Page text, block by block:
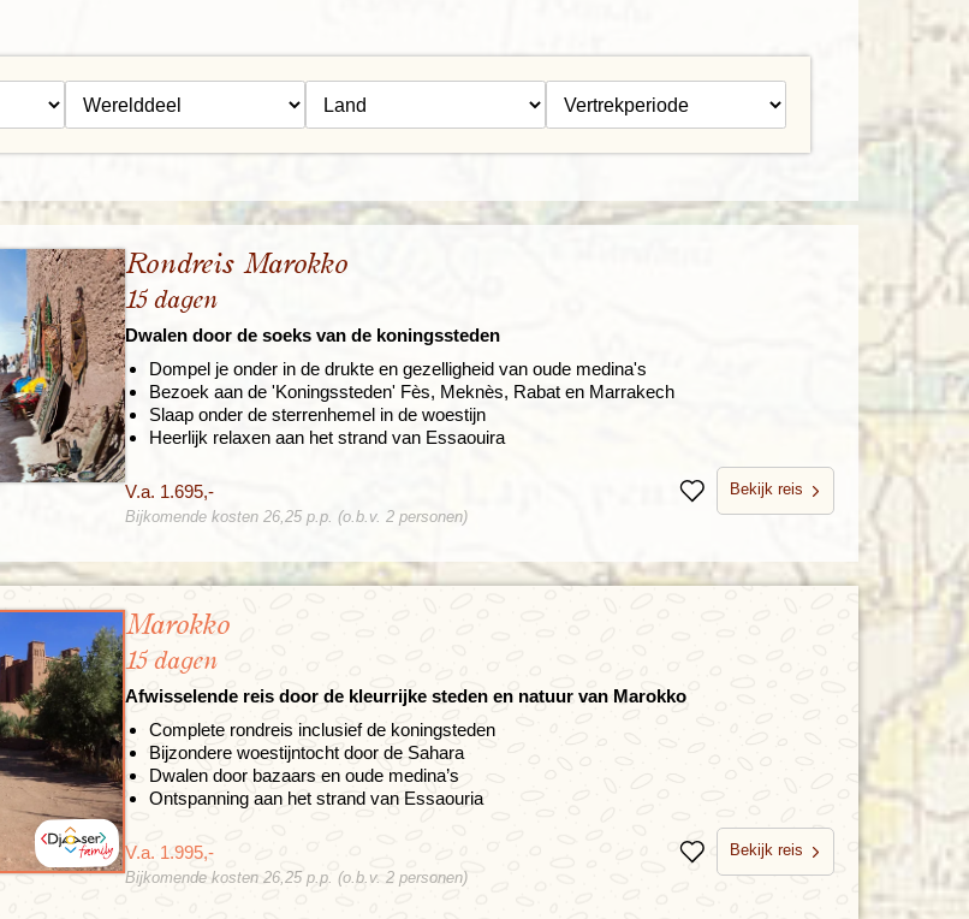
Rondreis Marokko
15 dagen
Dwalen door de soeks van de koningssteden
Dompel je onder in de drukte en gezelligheid van oude medina's
Bezoek aan de 'Koningssteden' Fès, Meknès, Rabat en Marrakech
Slaap onder de sterrenhemel in de woestijn
Heerlijk relaxen aan het strand van Essaouira
V.a. 1.695,- BewarenBekijk reis
Bijkomende kosten 26,25 p.p. (o.b.v. 2 personen)
Marokko
15 dagen
Afwisselende reis door de kleurrijke steden en natuur van Marokko
Complete rondreis inclusief de koningsteden
Bijzondere woestijntocht door de Sahara
Dwalen door bazaars en oude medina’s
Ontspanning aan het strand van Essaouria
V.a. 1.995,- BewarenBekijk reis
Bijkomende kosten 26,25 p.p. (o.b.v. 2 personen)